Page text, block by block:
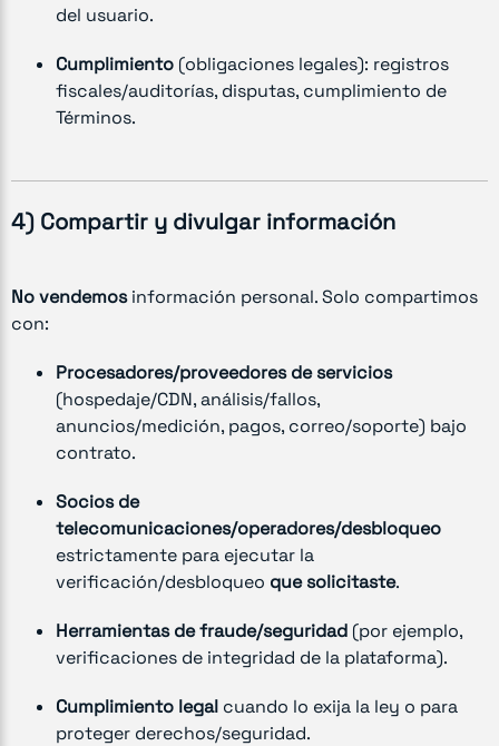
del usuario.
Cumplimiento (obligaciones legales): registros
fiscales/auditorías, disputas, cumplimiento de
Términos.
4) Compartir y divulgar información
No vendemosinformación personal. Solo compartimos
con:
Procesadores/proveedores de servicios
(hospedaje/CDN, análisis/fallos,
anuncios/medición, pagos, correo/soporte) bajo
contrato.
Socios de
telecomunicaciones/operadores/desbloqueo
estrictamente para ejecutar la
verificación/desbloqueo que solicitaste.
Herramientas de fraude/seguridad (por ejemplo,
verificaciones de integridad de la plataforma).
Cumplimiento legal cuando lo exija la ley o para
proteger derechos/seguridad.